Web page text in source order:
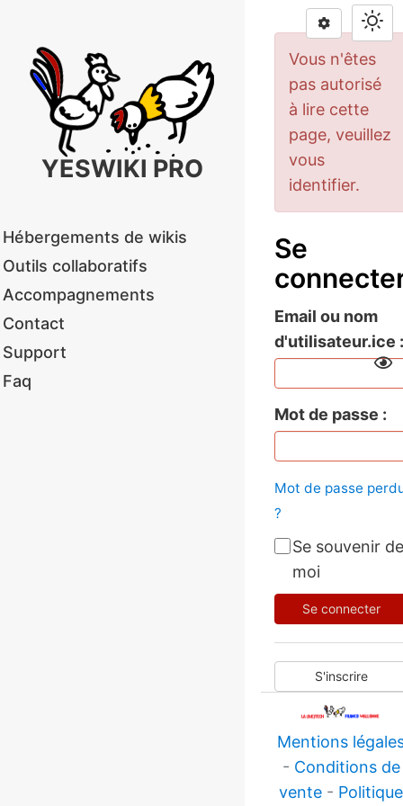
YESWIKI PRO
Hébergements de wikis
Outils collaboratifs
Accompagnements
Contact
Support
Faq
Vous n'êtes
pas autorisé
à lire cette
page, veuillez
vous
identifier.
Se
Email ou nom
d'utilisateur.ice
Mot de passe
Mot de passe
?
Se souvenir de
moi
Se connecter
S'inscrire
Mentions
- Conditions de
vente - Politique